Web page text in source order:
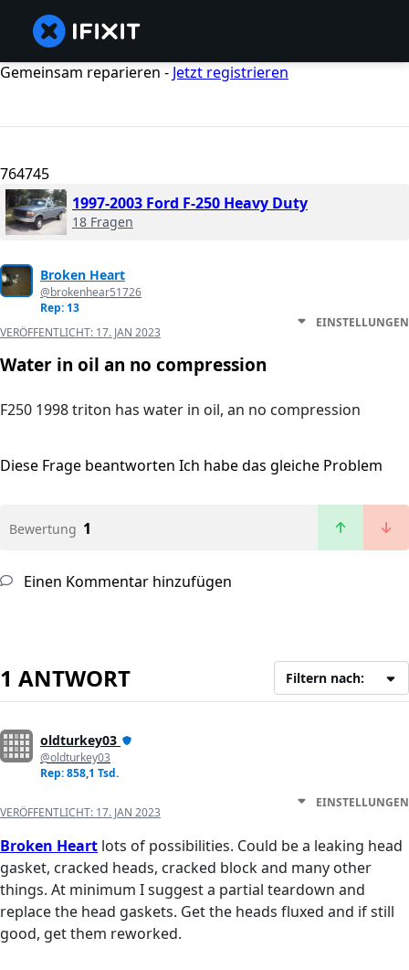
Gemeinsam reparieren - Jetzt registrieren
764745
1997-2003 Ford F-250 Heavy Duty
18 Fragen
Broken Heart
@brokenhear51726
Rep: 13
VERÖFFENTLICHT: 17. JAN 2023
EINSTELLUNGEN
Water in oil an no compression
F250 1998 triton has water in oil, an no compression
Diese Frage beantworten Ich habe das gleiche Problem
Bewertung 1
Einen Kommentar hinzufügen
1 ANTWORT Filtern nach:
oldturkey03
@oldturkey03
Rep: 858,1 Tsd.
VERÖFFENTLICHT: 17. JAN 2023
EINSTELLUNGEN
Broken Heart lots of possibilities. Could be a leaking head
gasket, cracked heads, cracked block and many other
things. At minimum I suggest a partial teardown and
replace the head gaskets. Get the heads fluxed and if still
good, get them reworked.